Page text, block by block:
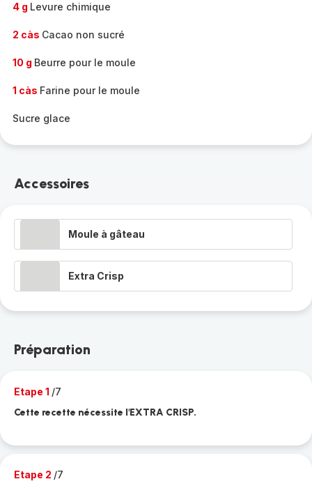
4 g Levure chimique
2 càs Cacao non sucré
10 g Beurre pour le moule
1 càs Farine pour le moule
Sucre glace
Accessoires
Moule à gâteau
Extra Crisp
Préparation
Etape 1 /7
Cette recette nécessite l'EXTRA CRISP.
Etape 2 /7